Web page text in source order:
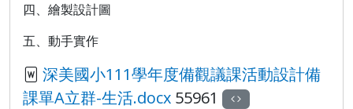
四、繪製設計圖
五、動手實作
深美國小111學年度備觀議課活動設計備
課單A立群-生活.docx 55961